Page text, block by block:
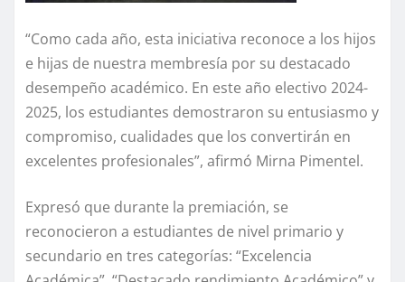
“Como cada año, esta iniciativa reconoce a los hijos
e hijas de nuestra membresía por su destacado
desempeño académico. En este año electivo 2024-
2025, los estudiantes demostraron su entusiasmo y
compromiso, cualidades que los convertirán en
excelentes profesionales”, afirmó Mirna Pimentel.
Expresó que durante la premiación, se
reconocieron a estudiantes de nivel primario y
secundario en tres categorías: “Excelencia